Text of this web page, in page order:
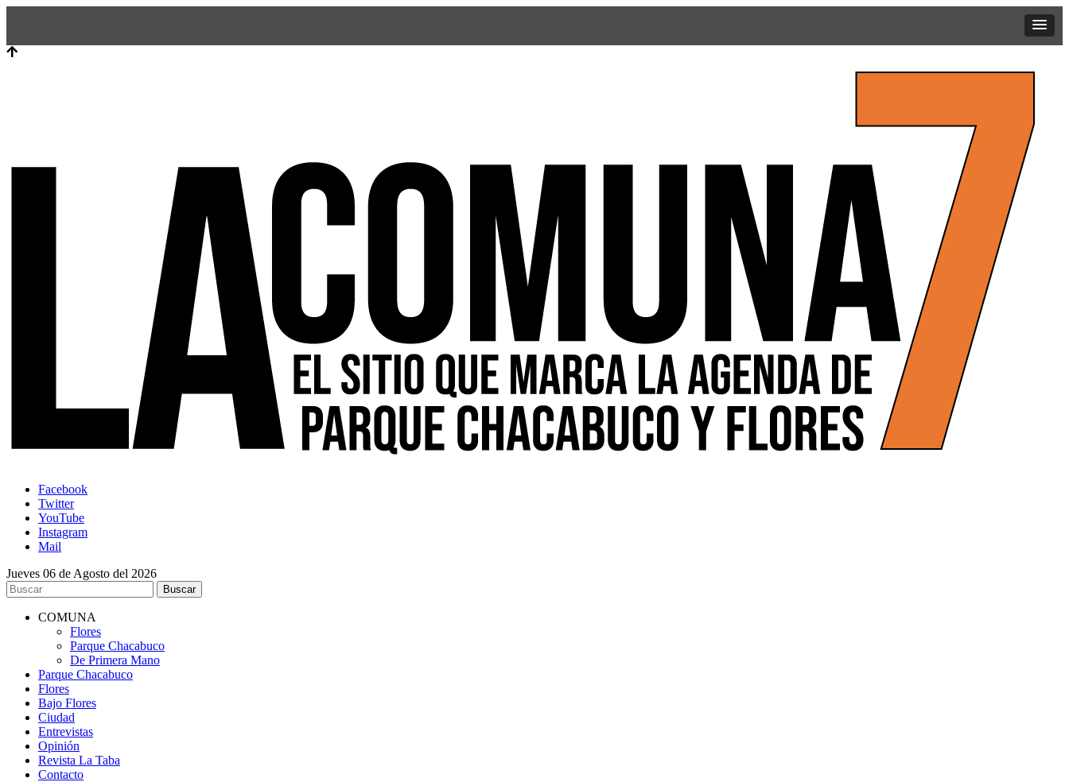
Facebook
Twitter
YouTube
Instagram
Mail
Jueves 06 de Agosto del 2026
COMUNA
Flores
Parque Chacabuco
De Primera Mano
Parque Chacabuco
Flores
Bajo Flores
Ciudad
Entrevistas
Opinión
Revista La Taba
Contacto